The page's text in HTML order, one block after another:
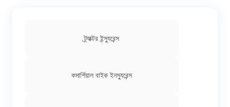
ট্র্যাক্টর ইন্স্যুরেন্স
কমার্শিয়াল বাইক ইনস্যুরেন্স